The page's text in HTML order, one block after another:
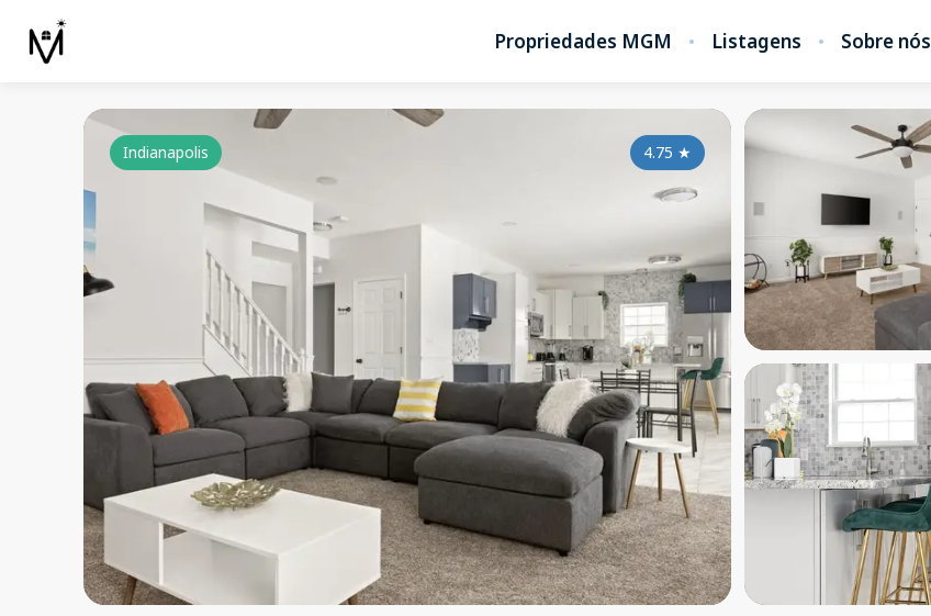
Propriedades MGM Listagens Sobre nós
4.75 ★
Indianapolis